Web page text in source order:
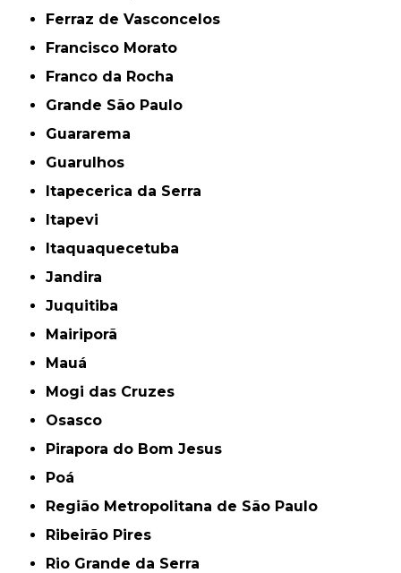
Ferraz de Vasconcelos
Francisco Morato
Franco da Rocha
Grande São Paulo
Guararema
Guarulhos
Itapecerica da Serra
Itapevi
Itaquaquecetuba
Jandira
Juquitiba
Mairiporã
Mauá
Mogi das Cruzes
Osasco
Pirapora do Bom Jesus
Poá
Região Metropolitana de São Paulo
Ribeirão Pires
Rio Grande da Serra